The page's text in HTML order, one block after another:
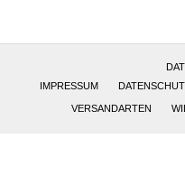
IMPRESSUM
VERSANDARTEN